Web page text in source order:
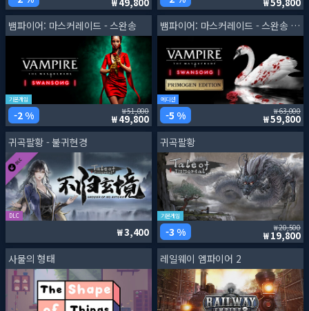
뱀파이어: 마스커레이드 - 스완송
기본게임
2 % 51,000
49,800
뱀파이어: 마스커레이드 - 스완송 프리모겐 에디션
에디션
5 % 63,000
59,800
귀곡팔황 - 불귀현경
DLC
3,400
귀곡팔황
기본게임
3 % 20,500
19,800
사물의 형태 레일웨이 엠파이어 2